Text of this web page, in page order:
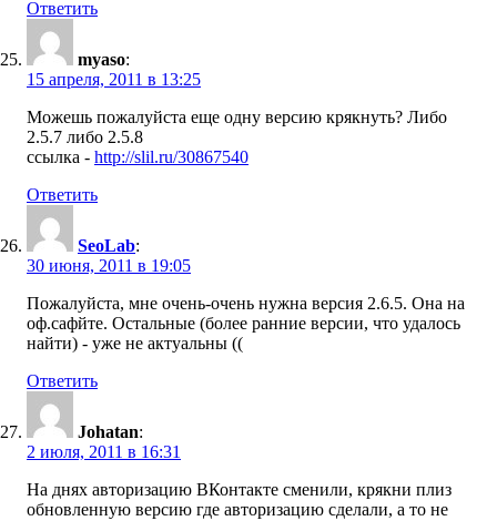
Ответить
myaso:
15 апреля, 2011 в 13:25
Можешь пожалуйста еще одну версию крякнуть? Либо
2.5.7 либо 2.5.8
ссылка - http://slil.ru/30867540
Ответить
SeoLab:
30 июня, 2011 в 19:05
Пожалуйста, мне очень-очень нужна версия 2.6.5. Она на
оф.сафйте. Остальные (более ранние версии, что удалось
найти) - уже не актуальны ((
Ответить
Johatan:
2 июля, 2011 в 16:31
На днях авторизацию ВКонтакте сменили, крякни плиз
обновленную версию где авторизацию сделали, а то не